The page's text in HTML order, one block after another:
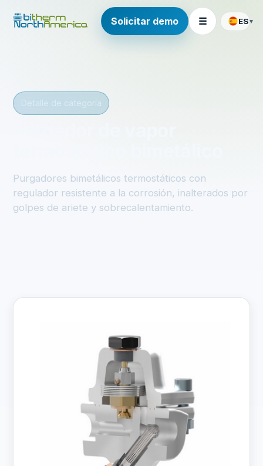
Solicitar demo ☰ ES▾
Purgadores bimetálicos termostáticos con
regulador resistente a la corrosión, inalterados por
golpes de ariete y sobrecalentamiento.